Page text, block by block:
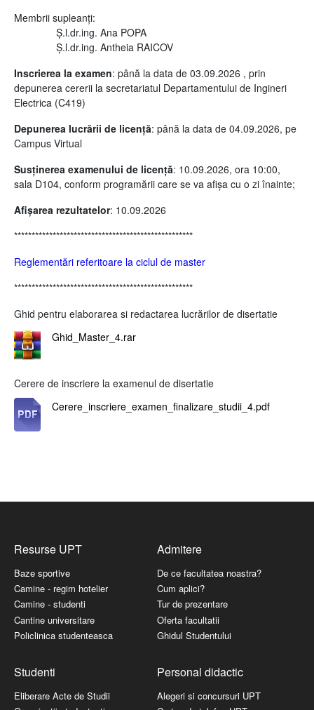
Membrii supleanţi:
Ș.l.dr.ing. Ana POPA
Ș.l.dr.ing. Antheia RAICOV
Inscrierea la examen: până la data de 03.09.2026 , prin
depunerea cererii la secretariatul Departamentului de Ingineri
Electrica (C419)
Depunerea lucrării de licență: până la data de 04.09.2026, pe
Campus Virtual
Susținerea examenului de licență: 10.09.2026, ora 10:00,
sala D104, conform programării care se va afișa cu o zi înainte;
Afișarea rezultatelor: 10.09.2026
***************************************************
Reglementări referitoare la ciclul de master
***************************************************
Ghid pentru elaborarea si redactarea lucrărilor de disertatie
Ghid_Master_4.rar
Cerere de inscriere la examenul de disertatie
Cerere_inscriere_examen_finalizare_studii_4.pdf
Resurse UPT
Baze sportive
Camine - regim hotelier
Camine - studenti
Cantine universitare
Policlinica studenteasca
Admitere
De ce facultatea noastra?
Cum aplici?
Tur de prezentare
Oferta facultatii
Ghidul Studentului
Studenti
Eliberare Acte de Studii
Personal didactic
Alegeri si concursuri UPT